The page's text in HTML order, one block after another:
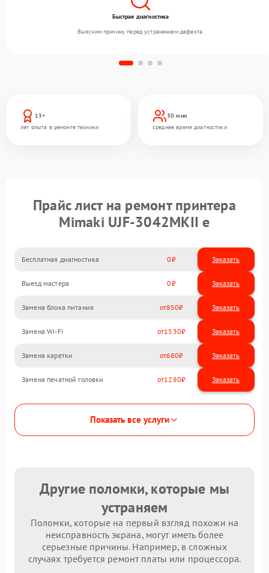
13+
лет опыта в ремонте техники
30 мин
среднее время диагностики
Быстрая диагностика
Выясним причину перед устранением дефекта.
Прайс лист на ремонт принтера
Mimaki UJF-3042MKII e
Бесплатная диагностика 0 Заказать
Выезд мастера 0 Заказать
Замена блока питания 850
Замена Wi-Fi 1530
Замена каретки 680
Замена печатной головки 1280
Показать все услуги
Другие поломки, которые мы
устраняем
Поломки, которые на первый взгляд похожи на
неисправность экрана, могут иметь более
серьезные причины. Например, в сложных
случаях требуется ремонт платы или процессора.